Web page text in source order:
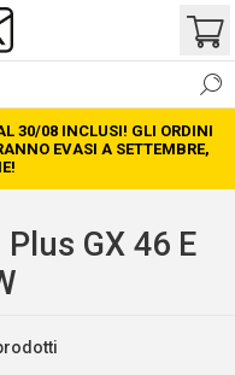
30/08 INCLUSI! GLI ORDINI
EVASI A SETTEMBRE,
GX 46 E